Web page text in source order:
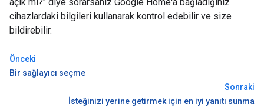
cihazlardaki bilgileri kullanarak kontrol edebilir ve size
bildirebilir.
Önceki
Bir sağlayıcı seçme
Sonraki
İsteğinizi yerine getirmek için en iyi yanıtı sunma